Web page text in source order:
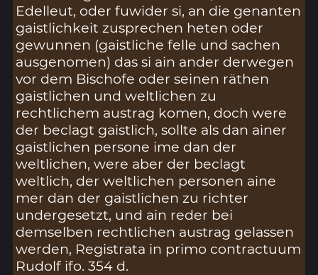
Edelleut, oder fuwider si, an die genanten
gaistlichkeit zusprechen heten oder
gewunnen (gaistliche felle und sachen
ausgenomen) das si ain ander derwegen
vor dem Bischofe oder seinen räthen
gaistlichen und weltlichen zu
rechtlichem austrag komen, doch were
der beclagt gaistlich, sollte als dan ainer
gaistlichen persone ime dan der
weltlichen, were aber der beclagt
weltlich, der weltlichen personen aine
mer dan der gaistlichen zu richter
undergesetzt, und ain reder bei
demselben rechtlichen austrag gelassen
werden, Registrata in primo contractuum
Rudolf ifo. 354 d.